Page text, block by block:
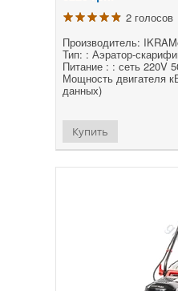
2 голосов
Производитель:
Тип: : Аэратор-
Питание : : сеть 220V
Мощность двигателя
данных)
Купить